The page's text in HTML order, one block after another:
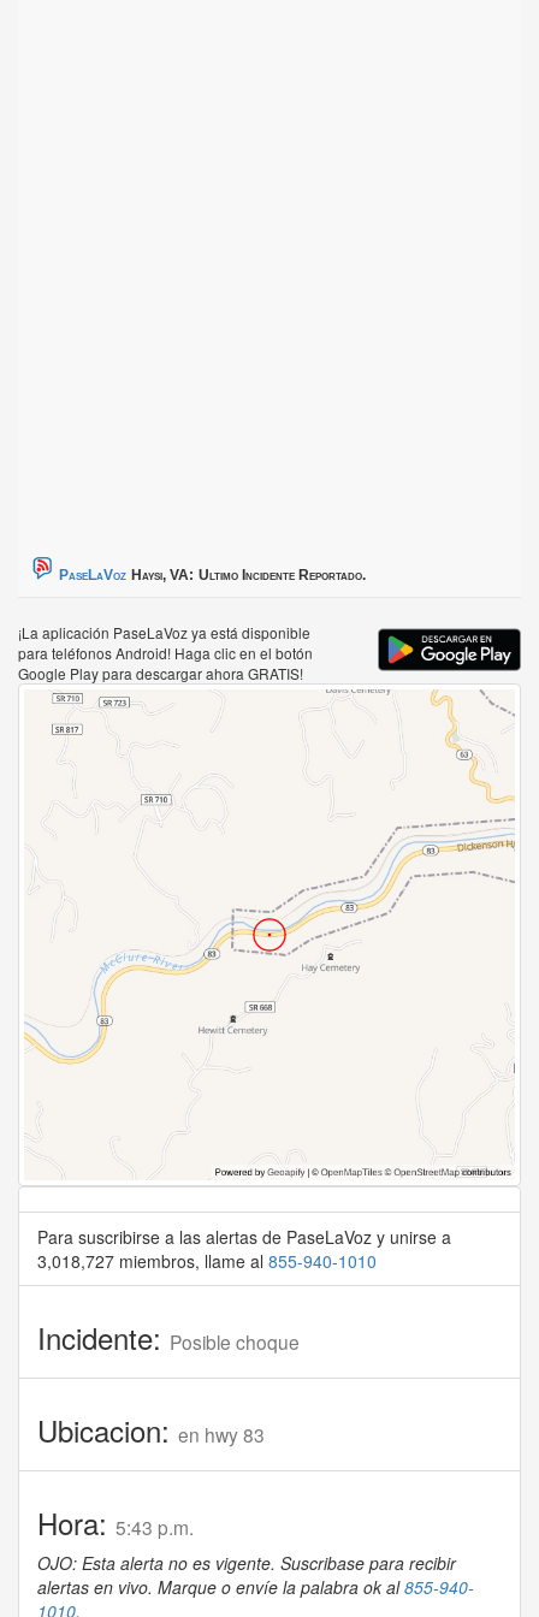
PaseLaVoz Haysi, VA: Ultimo Incidente Reportado.
¡La aplicación PaseLaVoz ya está disponible
para teléfonos Android! Haga clic en el botón
Google Play para descargar ahora GRATIS!
Para suscribirse a las alertas de PaseLaVoz y unirse a
3,018,727 miembros, llame al 855-940-1010
Incidente: Posible choque
Ubicacion: en hwy 83
Hora: 5:43 p.m.
OJO: Esta alerta no es vigente. Suscribase para recibir
alertas en vivo. Marque o envíe la palabra ok al855-940-
1010.